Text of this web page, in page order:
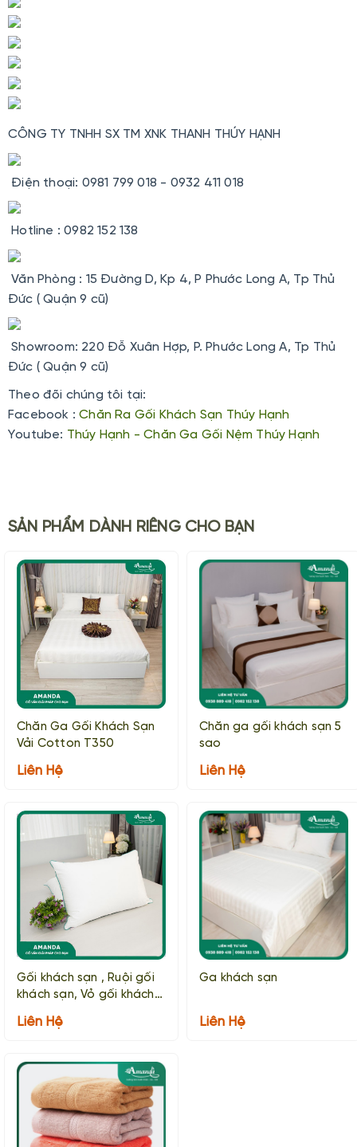
CÔNG TY TNHH SX TM XNK THANH THÚY HẠNH
Điện thoại: 0981 799 018 - 0932 411 018
Hotline : 0982 152 138
Văn Phòng : 15 Đường D, Kp 4, P Phước Long A, Tp Thủ
Đức ( Quận 9 cũ)
Showroom: 220 Đỗ Xuân Hợp, P. Phước Long A, Tp Thủ
Đức ( Quận 9 cũ)
Theo đõi chúng tôi tại:
Facebook :Chăn Ra Gối Khách Sạn Thúy Hạnh
Youtube: Thúy Hạnh - Chăn Ga Gối Nệm Thúy Hạnh
SẢN PHẨM DÀNH RIÊNG CHO BẠN
Chăn Ga Gối Khách Sạn
Vải Cotton T350
Liên Hệ
Chăn ga gối khách sạn 5
sao
Liên Hệ
Gối khách sạn , Ruội gối
khách sạn, Vỏ gối khách
Liên Hệ
Ga khách sạn
Liên Hệ